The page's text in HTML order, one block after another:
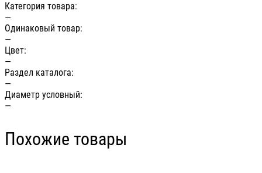
Категория товара:
—
Одинаковый товар:
—
Цвет:
—
Раздел каталога:
—
Диаметр условный:
—
Похожие товары